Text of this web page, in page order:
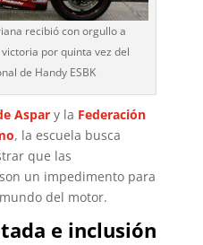
recibió con orgullo a
por quinta vez del
de Handy ESBK
Aspar y la Federación
, la escuela busca
que las
un impedimento para
del motor.
e inclusión